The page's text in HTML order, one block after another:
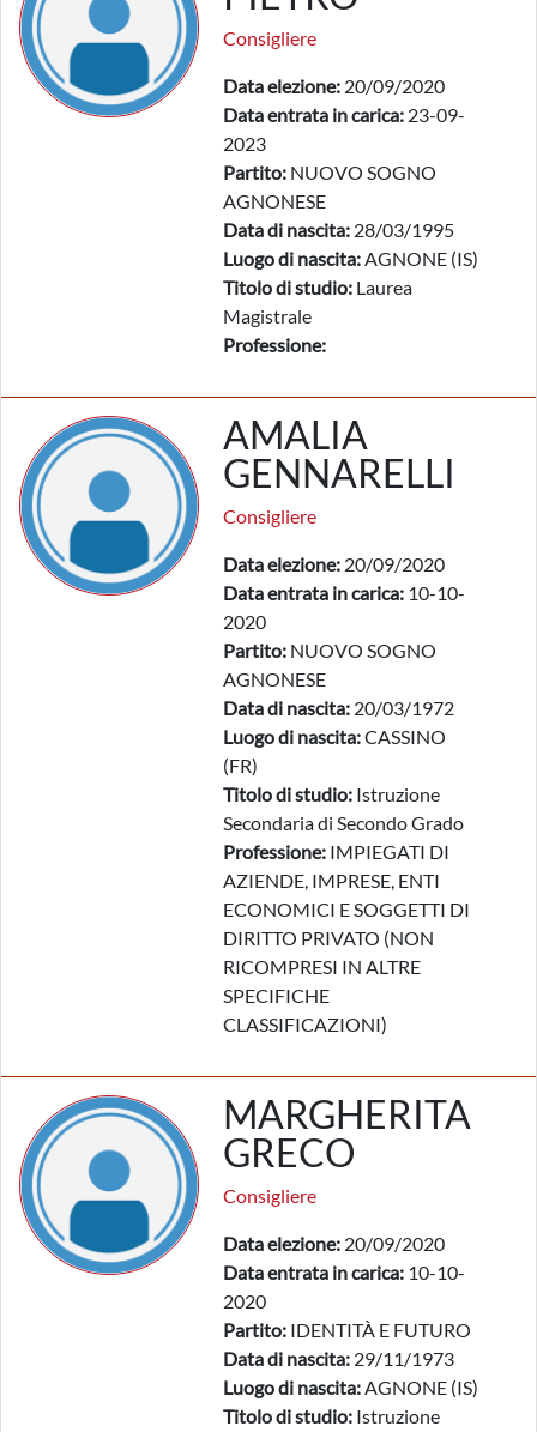
Consigliere
Data elezione: 20/09/2020
Data entrata in carica: 23-09-
2023
Partito: NUOVO SOGNO
AGNONESE
Data di nascita: 28/03/1995
Luogo di nascita:AGNONE (IS)
Titolo di studio: Laurea
Magistrale
Professione:
AMALIA
GENNARELLI
Consigliere
Data elezione: 20/09/2020
Data entrata in carica: 10-10-
2020
Partito: NUOVO SOGNO
AGNONESE
Data di nascita: 20/03/1972
Luogo di nascita:CASSINO
(FR)
Titolo di studio: Istruzione
Secondaria di Secondo Grado
Professione: IMPIEGATI DI
AZIENDE, IMPRESE, ENTI
ECONOMICI E SOGGETTI DI
DIRITTO PRIVATO (NON
RICOMPRESI IN ALTRE
SPECIFICHE
CLASSIFICAZIONI)
MARGHERITA
GRECO
Consigliere
Data elezione: 20/09/2020
Data entrata in carica: 10-10-
2020
Partito: IDENTITÀ E FUTURO
Data di nascita: 29/11/1973
Luogo di nascita:AGNONE (IS)
Titolo di studio: Istruzione